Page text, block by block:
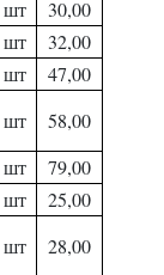
шт
30,00
шт
32,00
шт
47,00
шт
58,00
шт
79,00
шт
25,00
шт 28,00